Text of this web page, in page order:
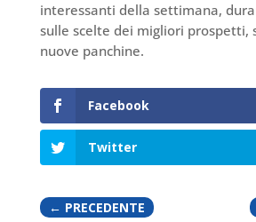
interessanti della settimana,
sulle scelte dei migliori prospetti,
nuove panchine.
Facebook
Twitter
← PRECEDENTE